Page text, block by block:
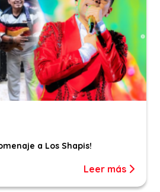
a Los Shapis!
Leer más